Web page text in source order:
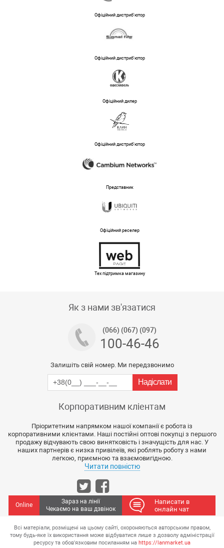
Офіційний дистриб'ютор
Офіційний дистриб'ютор
Офіційний дилер
Офіційний дистриб'ютор
Представник
Офіційний реселер
Тех підтримка магазину
Як з нами зв'язатися
(066) (067) (097)
100-46-46
Залишіть свій номер. Ми передзвонимо
Корпоративним кліентам
Пріоритетним напрямком нашої компанії є робота із
корпоративними клієнтами. Наші постійні оптові покупці з першого
продажу відчувають свою винятковість і значущість для нас. У
наших партнерів є низка привілеїв, які роблять роботу з нами
легкою, приємною та взаємовигідною.
Читати повністю
Online
Зараз на лінії
Чекаємо на ваш дзвінок
Написати в
онлайн чат
Всі матеріали, розміщені на цьому сайті, охороняються авторським правом,
тому будь-яке їх використання може відбуватися лише з дозволу адміністрації
ресурсу та обов'язковим посиланням на https://lanmarket.ua